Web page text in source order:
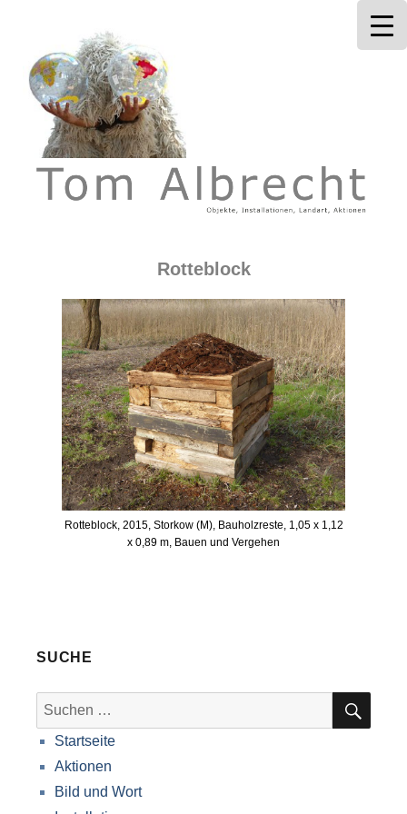
Tom Albrecht
Rotteblock
Rotteblock, 2015, Storkow (M), Bauholzreste, 1,05 x 1,12
x 0,89 m, Bauen und Vergehen
SUCHE
Suche
nach:
Startseite
Aktionen
Bild und Wort